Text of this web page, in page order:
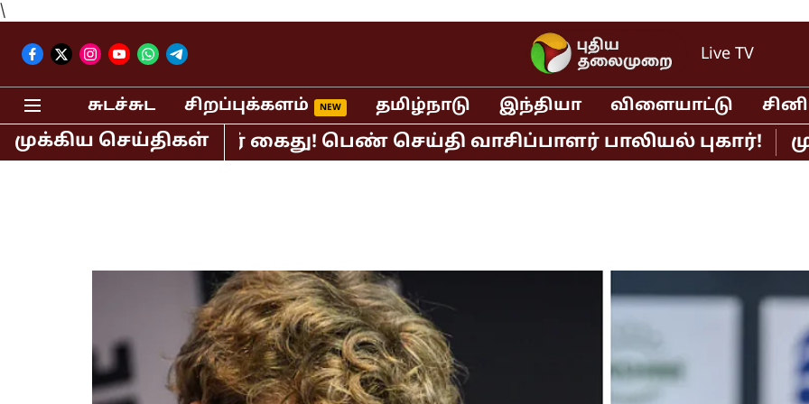
\
Live TV
சுடச்சுட சிறப்புக்களம் தமிழ்நாடு இந்தியா விளையாட்டு
முக்கிய செய்திகள்
பி.ஆர்.சுந்தர் கைது! பெண் செய்தி வாசிப்பாளர் பாலியல் புகார்!